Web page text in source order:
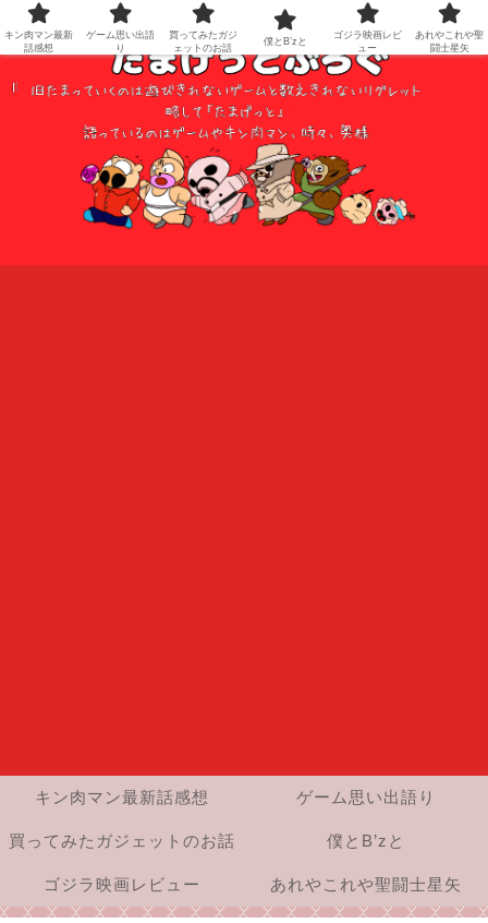
キン肉マン最新話感想 ゲーム思い出語り
買ってみたガジェットのお話 僕とB’zと
ゴジラ映画レビュー あれやこれや聖闘士星矢
キン肉マン最新
話感想
ゲーム思い出語
り
買ってみたガジ
ェットのお話
僕とB’zと
ゴジラ映画レビ
ュー
あれやこれや聖
闘士星矢